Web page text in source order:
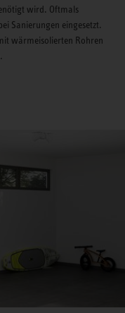
wird. Oftmals
Sanierungen eingesetzt.
wärmeisolierten Rohren